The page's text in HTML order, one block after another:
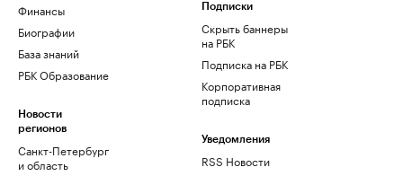
Финансы
Биографии
База знаний
РБК Образование
Новости
регионов
Санкт-Петербург
и область
Подписки
Скрыть баннеры
на РБК
Подписка на РБК
Корпоративная
подписка
Уведомления
RSS Новости